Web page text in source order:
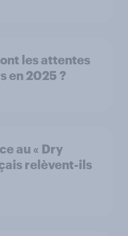
les attentes
en 2025 ?
au « Dry
relèvent-ils